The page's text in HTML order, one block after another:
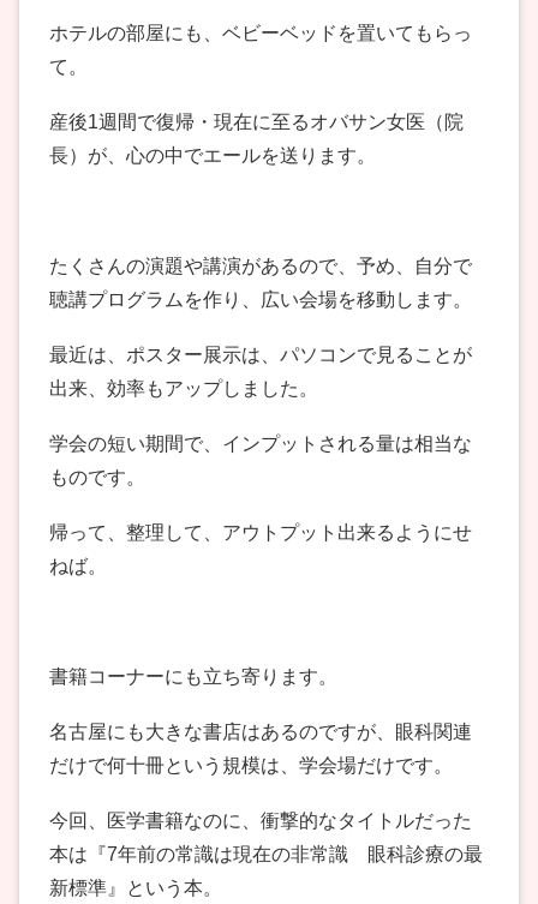
ホテルの部屋にも、ベビーベッドを置いてもらっ
て。
産後1週間で復帰・現在に至るオバサン女医（院
長）が、心の中でエールを送ります。
たくさんの演題や講演があるので、予め、自分で
聴講プログラムを作り、広い会場を移動します。
最近は、ポスター展示は、パソコンで見ることが
出来、効率もアップしました。
学会の短い期間で、インプットされる量は相当な
ものです。
帰って、整理して、アウトプット出来るようにせ
ねば。
書籍コーナーにも立ち寄ります。
名古屋にも大きな書店はあるのですが、眼科関連
だけで何十冊という規模は、学会場だけです。
今回、医学書籍なのに、衝撃的なタイトルだった
本は『7年前の常識は現在の非常識 眼科診療の最
新標準』という本。